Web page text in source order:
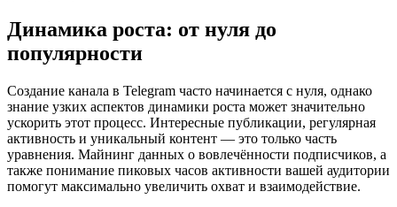
Динамика роста: от нуля до
популярности
Создание канала в Telegram часто начинается с нуля, однако
знание узких аспектов динамики роста может значительно
ускорить этот процесс. Интересные публикации, регулярная
активность и уникальный контент — это только часть
уравнения. Майнинг данных о вовлечённости подписчиков, а
также понимание пиковых часов активности вашей аудитории
помогут максимально увеличить охват и взаимодействие.